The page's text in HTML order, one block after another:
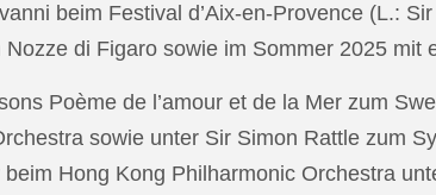
beim Festival d’Aix-en-Provence (L.:
di Figaro sowie im Sommer 2025 mit
Poème de l’amour et de la Mer zum
sowie unter Sir Simon Rattle zum
Hong Kong Philharmonic Orchestra